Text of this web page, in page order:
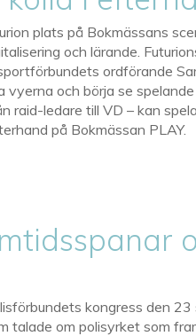
plats på Bokmässans
och lärande.
ordförande
och börja se
raid-ledare till VD – kan
på Bokmässan PLAY.
kongress den
talade om polisyrket som